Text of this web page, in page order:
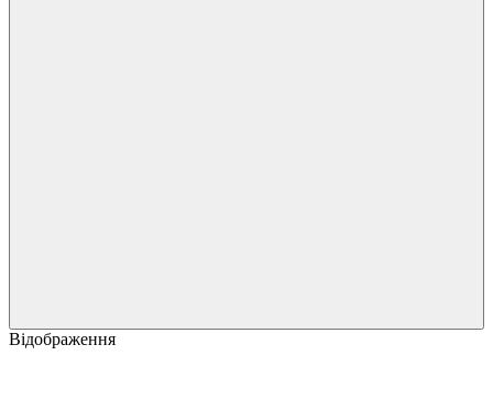
Відображення